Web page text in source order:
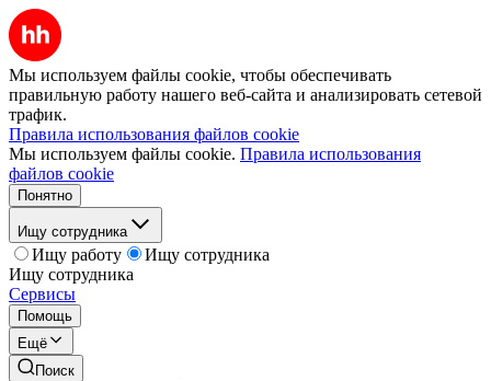
Мы используем файлы cookie, чтобы обеспечивать
правильную работу нашего веб-сайта и анализировать сетевой
трафик.
Правила использования файлов cookie
Мы используем файлы cookie. Правила использования
файлов cookie
Понятно
Ищу сотрудника
Ищу работу
Ищу сотрудника
Ищу сотрудника
Сервисы
Помощь
Ещё
Поиск